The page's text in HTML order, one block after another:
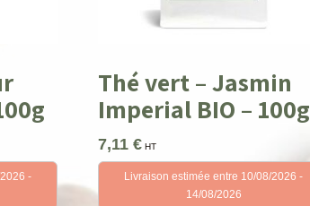
-
Thé vert – Jasmin
Imperial BIO – 100g
7,11 € HT
Livraison estimée entre 10/08/2026 -
14/08/2026